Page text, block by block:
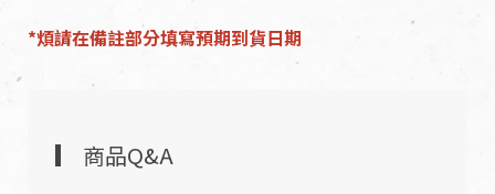
*煩請在備註部分填寫預期到貨日期
商品Q&A